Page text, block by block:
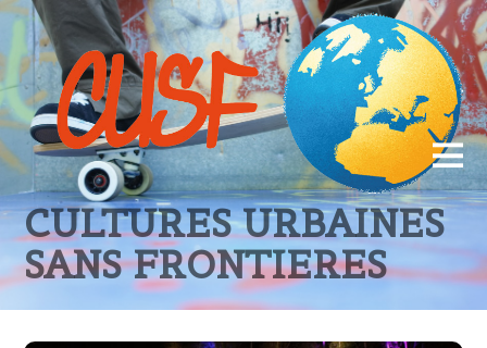
CULTURES URBAINES
SANS FRONTIERES